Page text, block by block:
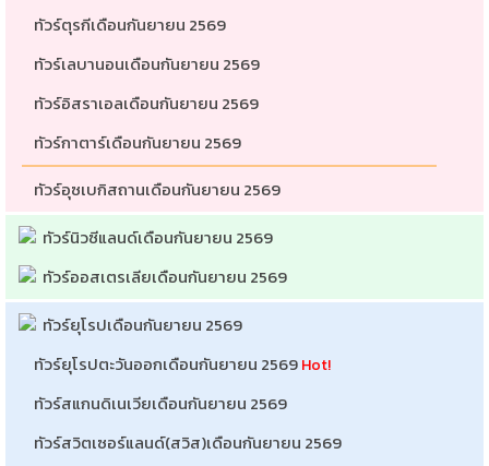
ทัวร์ตุรกีเดือนกันยายน 2569
ทัวร์เลบานอนเดือนกันยายน 2569
ทัวร์อิสราเอลเดือนกันยายน 2569
ทัวร์กาตาร์เดือนกันยายน 2569
ทัวร์อุซเบกิสถานเดือนกันยายน 2569
ทัวร์นิวซีแลนด์เดือนกันยายน 2569
ทัวร์ออสเตรเลียเดือนกันยายน 2569
ทัวร์ยุโรปเดือนกันยายน 2569
ทัวร์ยุโรปตะวันออกเดือนกันยายน 2569Hot!
ทัวร์สแกนดิเนเวียเดือนกันยายน 2569
ทัวร์สวิตเซอร์แลนด์(สวิส)เดือนกันยายน 2569